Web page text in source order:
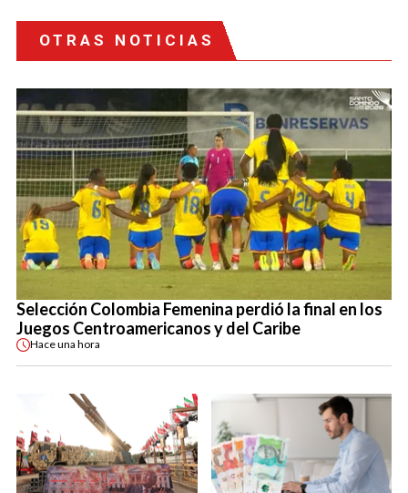
OTRAS NOTICIAS
Selección Colombia Femenina perdió la final en los
Juegos Centroamericanos y del Caribe
Haceuna hora